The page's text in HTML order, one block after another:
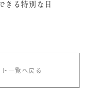
きる特別な日
一覧へ戻る